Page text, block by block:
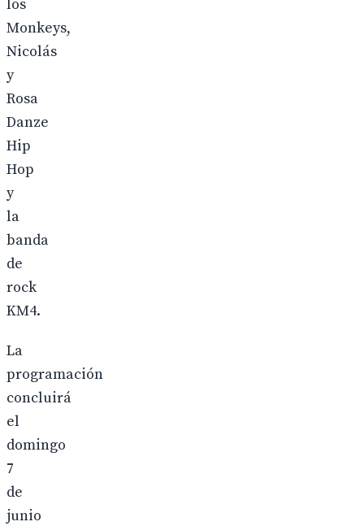
los
Monkeys,
Nicolás
y
Rosa
Danze
Hip
Hop
y
la
banda
de
rock
KM4.
La
programación
concluirá
el
domingo
7
de
junio